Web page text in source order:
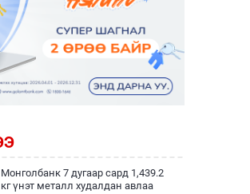
Монголбанк 7 дугаар сард 1,439.2
кг үнэт металл худалдан авлаа